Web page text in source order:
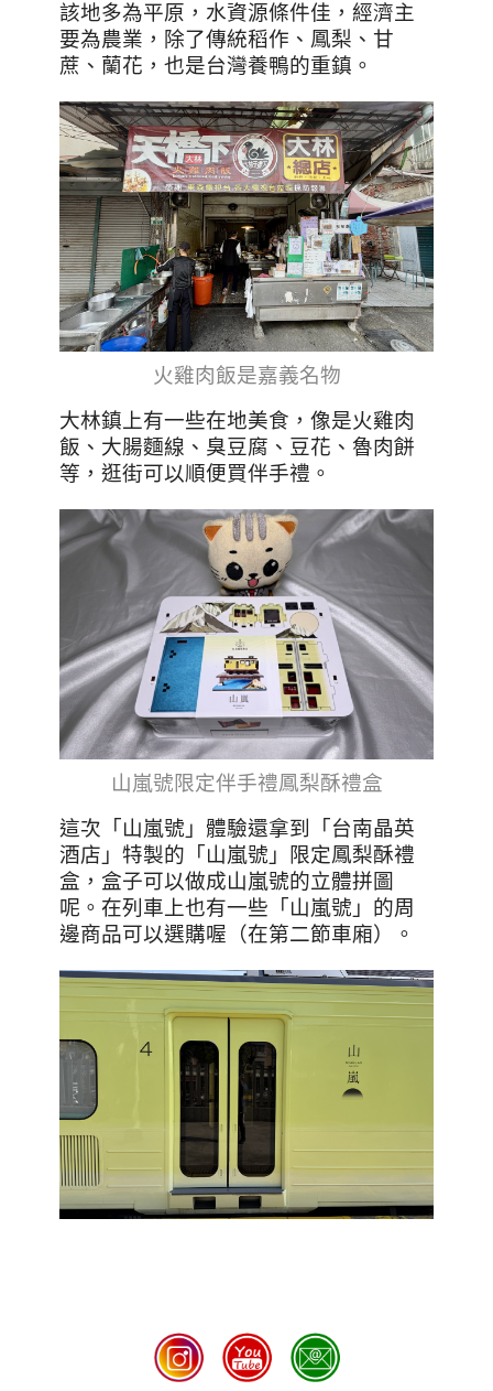
該地多為平原，水資源條件佳，經濟主
要為農業，除了傳統稻作、鳳梨、甘
蔗、蘭花，也是台灣養鴨的重鎮。
火雞肉飯是嘉義名物
大林鎮上有一些在地美食，像是火雞肉
飯、大腸麵線、臭豆腐、豆花、魯肉餅
等，逛街可以順便買伴手禮。
山嵐號限定伴手禮鳳梨酥禮盒
這次「山嵐號」體驗還拿到「台南晶英
酒店」特製的「山嵐號」限定鳳梨酥禮
盒，盒子可以做成山嵐號的立體拼圖
呢。在列車上也有一些「山嵐號」的周
邊商品可以選購喔（在第二節車廂）。